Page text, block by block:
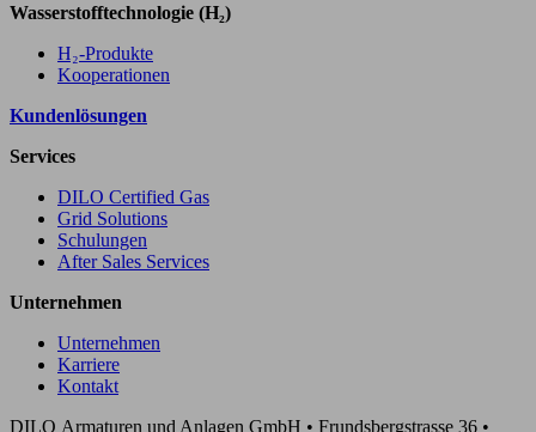
Wasserstofftechnologie (H₂)
H₂-Produkte
Kooperationen
Kundenlösungen
Services
DILO Certified Gas
Grid Solutions
Schulungen
After Sales Services
Unternehmen
Unternehmen
Karriere
Kontakt
DILO Armaturen und Anlagen GmbH • Frundsbergstrasse 36 •